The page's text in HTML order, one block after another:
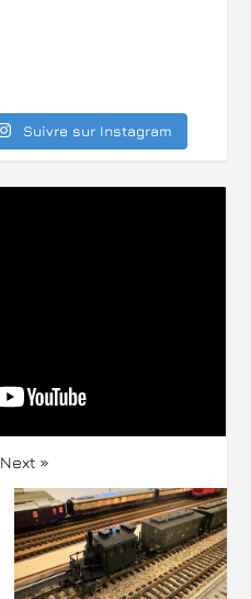
Suivre sur Instagram
Next »